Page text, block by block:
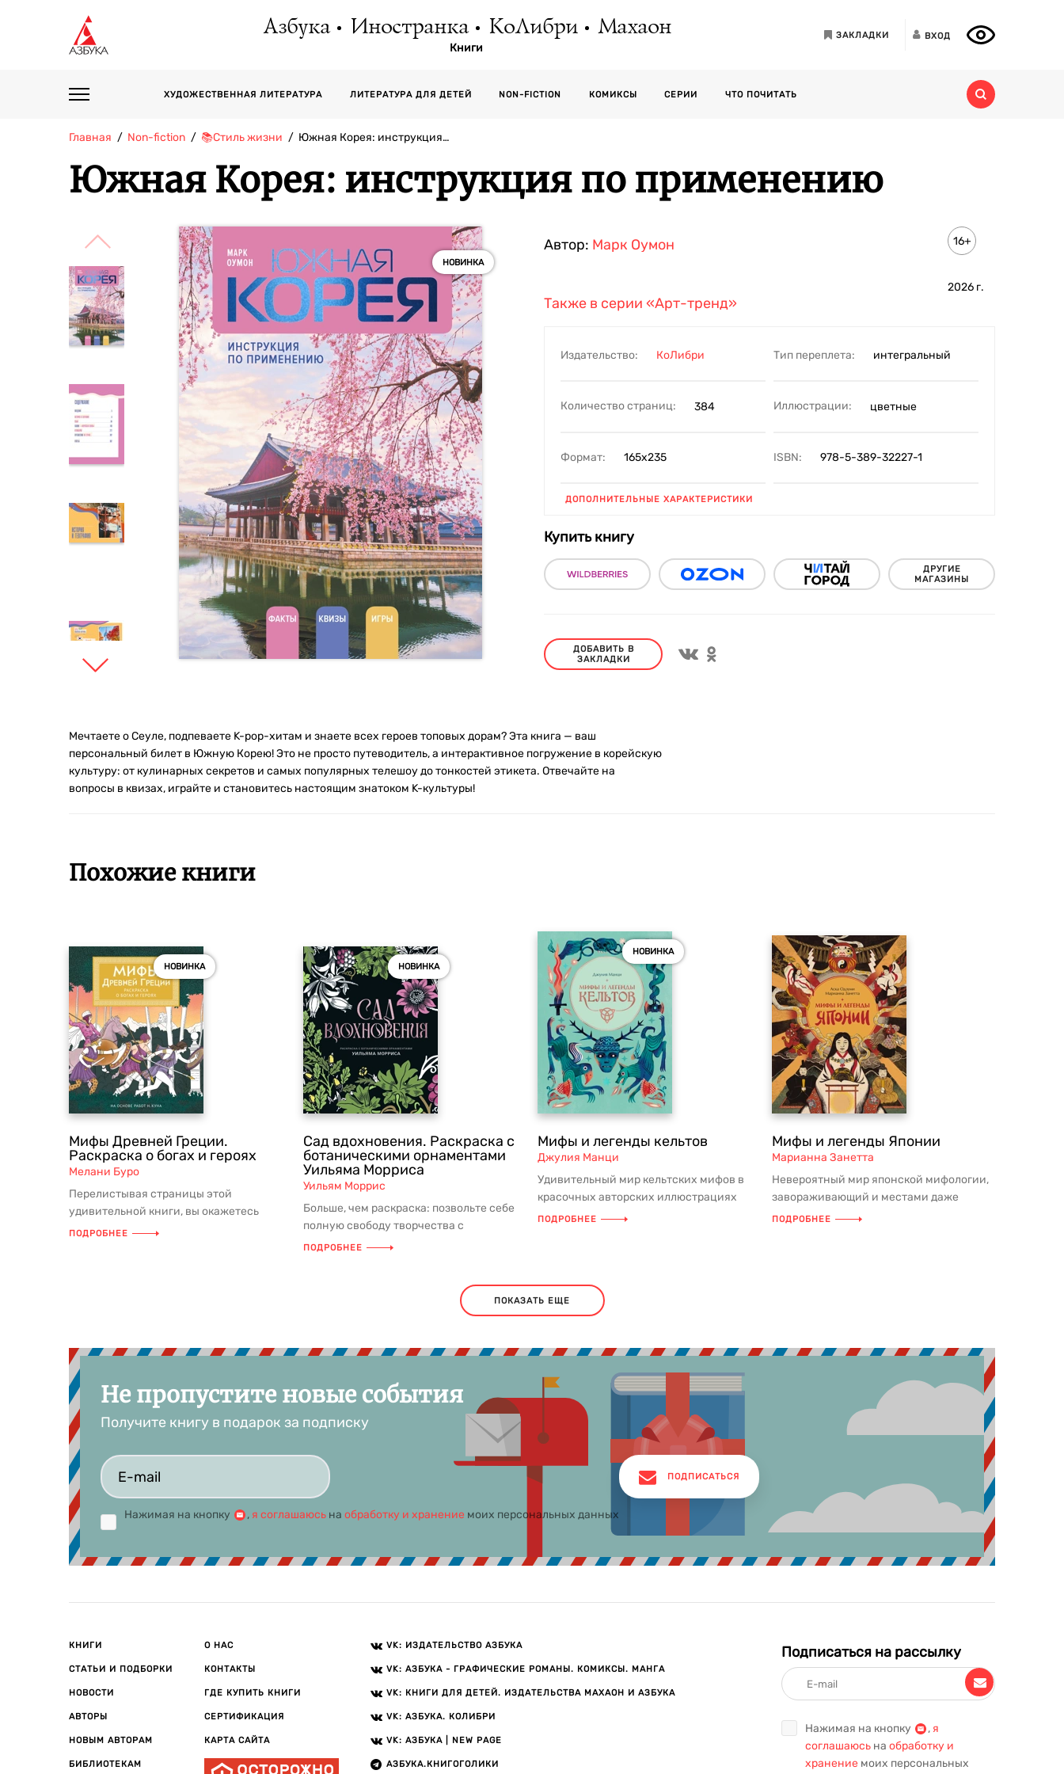
Азбука Иностранка КоЛибри Махаон
Книги
ЗАКЛАДКИ ВХОД
ХУДОЖЕСТВЕННАЯ ЛИТЕРАТУРА ЛИТЕРАТУРА ДЛЯ ДЕТЕЙ NON-FICTION КОМИКСЫ СЕРИИ ЧТО ПОЧИТАТЬ
Главная Non-fiction 📚Стиль жизни Южная Корея: инструкция…
Южная Корея: инструкция по применению
НОВИНКА
Автор: Марк Оумон 16+
2026 г.
Также в серии «Арт-тренд»
Издательство: КоЛибри Тип переплета: интегральный
Количество страниц: 384 Иллюстрации: цветные
Формат: 165х235 ISBN: 978-5-389-32227-1
ДОПОЛНИТЕЛЬНЫЕ ХАРАКТЕРИСТИКИ
Купить книгу
ДРУГИЕ
МАГАЗИНЫ
ДОБАВИТЬ В
ЗАКЛАДКИ
Мечтаете о Сеуле, подпеваете K-pop-хитам и знаете всех героев топовых дорам? Эта книга — ваш
персональный билет в Южную Корею! Это не просто путеводитель, а интерактивное погружение в корейскую
культуру: от кулинарных секретов и самых популярных телешоу до тонкостей этикета. Отвечайте на
вопросы в квизах, играйте и становитесь настоящим знатоком K-культуры!
Похожие книги
НОВИНКА
Мифы Древней Греции.
Раскраска о богах и героях
Мелани Буро
Перелистывая страницы этой
удивительной книги, вы окажетесь
рядом с легендарными героями,
ПОДРОБНЕЕ
НОВИНКА
Сад вдохновения. Раскраска с
ботаническими орнаментами
Уильяма Морриса
Уильям Моррис
Больше, чем раскраска: позвольте себе
полную свободу творчества с
завораживающими цветочными
ПОДРОБНЕЕ
НОВИНКА
Мифы и легенды кельтов
Джулия Манци
Удивительный мир кельтских мифов в
красочных авторских иллюстрациях
ждет на страницах подарочной кни...
ПОДРОБНЕЕ
Мифы и легенды Японии
Марианна Занетта
Невероятный мир японской мифологии,
завораживающий и местами даже
леденящий душу, оживает в потрясаю...
ПОДРОБНЕЕ
ПОКАЗАТЬ ЕЩЕ
Не пропустите новые события
Получите книгу в подарок за подписку
Нажимая на кнопку , я соглашаюсь на обработку и хранение моих персональных данных
ПОДПИСАТЬСЯ
КНИГИ
СТАТЬИ И ПОДБОРКИ
НОВОСТИ
АВТОРЫ
НОВЫМ АВТОРАМ
БИБЛИОТЕКАМ
О НАС
КОНТАКТЫ
ГДЕ КУПИТЬ КНИГИ
СЕРТИФИКАЦИЯ
КАРТА САЙТА
VK: ИЗДАТЕЛЬСТВО АЗБУКА
VK: АЗБУКА - ГРАФИЧЕСКИЕ РОМАНЫ. КОМИКСЫ. МАНГА
VK: КНИГИ ДЛЯ ДЕТЕЙ. ИЗДАТЕЛЬСТВА МАХАОН И АЗБУКА
VK: АЗБУКА. КОЛИБРИ
VK: АЗБУКА | NEW PAGE
АЗБУКА.КНИГОГОЛИКИ
Подписаться на рассылку
Нажимая на кнопку , я
соглашаюсь на обработку и
хранение моих персональных